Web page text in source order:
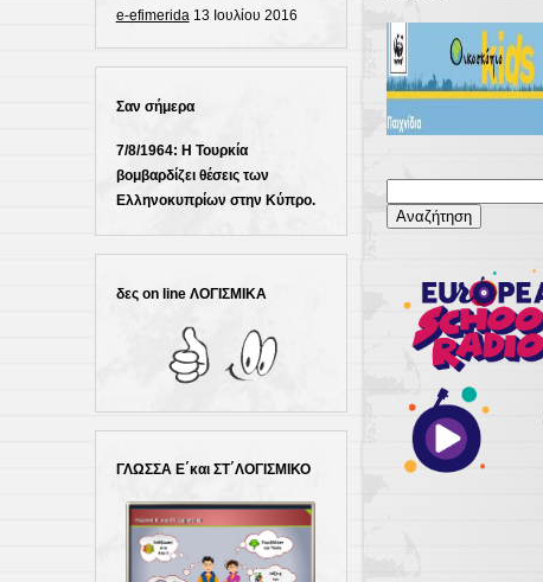
e-efimerida 13 Ιουλίου 2016
Σαν σήμερα
7/8/1964: Η Τουρκία
βομβαρδίζει θέσεις των
Ελληνοκυπρίων στην Κύπρο.
δες on line ΛΟΓΙΣΜΙΚΑ
ΓΛΩΣΣΑ Ε΄και ΣΤ΄ΛΟΓΙΣΜΙΚΟ
για: